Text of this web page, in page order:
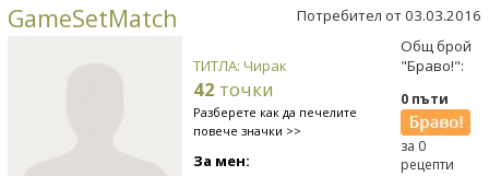
GameSetMatch Потребител от 03.03.2016
ТИТЛА: Чирак
42 точки
Разберете как да печелите
повече значки >>
За мен:
Общ брой
"Браво!":
0 пъти
за 0
рецепти